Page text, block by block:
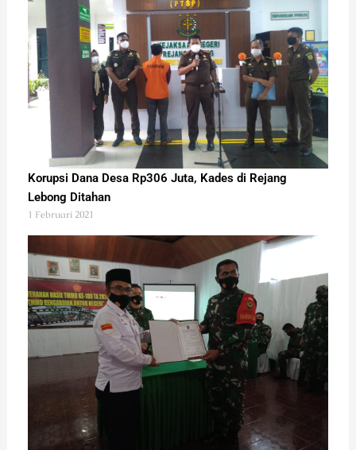
Korupsi Dana Desa Rp306 Juta, Kades di Rejang
Lebong Ditahan
1 Februari 2021